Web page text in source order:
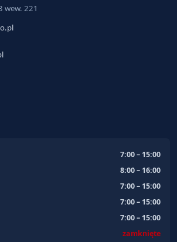
wew. 221
7:00 – 15:00
8:00 – 16:00
7:00 – 15:00
7:00 – 15:00
7:00 – 15:00
zamknięte